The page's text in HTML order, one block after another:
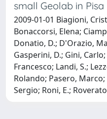
small Geolab in Pisa
2009-01-01 Biagioni,
Bonaccorsi, Elena;
Donatio, D.; D'Orazio,
Gasperini, D.; Gini,
Francesco; Landi, S.;
Rolando; Pasero,
Sergio; Roni, E.;